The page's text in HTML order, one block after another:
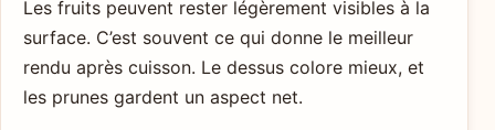
Les fruits peuvent rester légèrement visibles à la
surface. C’est souvent ce qui donne le meilleur
rendu après cuisson. Le dessus colore mieux, et
les prunes gardent un aspect net.